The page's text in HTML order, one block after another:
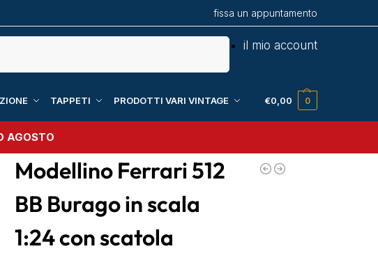
fissa un appuntamento
il mio account
TAPPETI PRODOTTI VARI VINTAGE €0,00 0
AGOSTO
Modellino Ferrari 512
BB Burago in scala
1:24 con scatola